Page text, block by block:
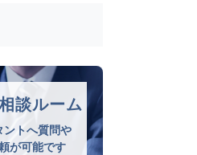
談ルーム
ントへ質問や
が可能です